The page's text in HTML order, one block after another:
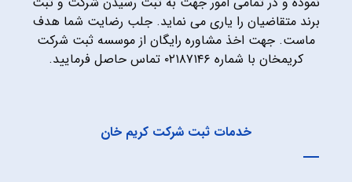
برند متقاضیان را یاری می نماید. جلب رضایت شما هدف
ماست. جهت اخذ مشاوره رایگان از موسسه ثبت شرکت
کریمخان با شماره ۰۲۱۸۷۱۴۶ تماس حاصل فرمایید.
خدمات ثبت شرکت کریم خان